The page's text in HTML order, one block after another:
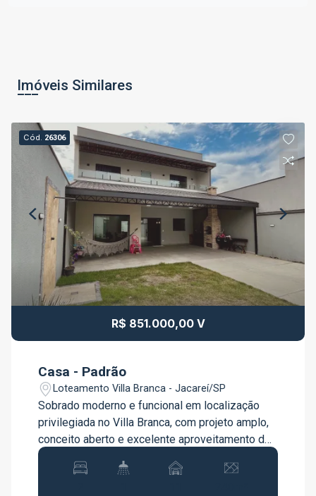
Imóveis Similares
Cód. 26306
R$ 851.000,00 V
Casa - Padrão
Loteamento Villa Branca - Jacareí/SP
Sobrado moderno e funcional em localização
privilegiada no Villa Branca, com projeto amplo,
conceito aberto e excelente aproveitamento dos
espaços. Destaques do imóvel: - 2 suítes
amplas e bem iluminadas - Lavabo social -